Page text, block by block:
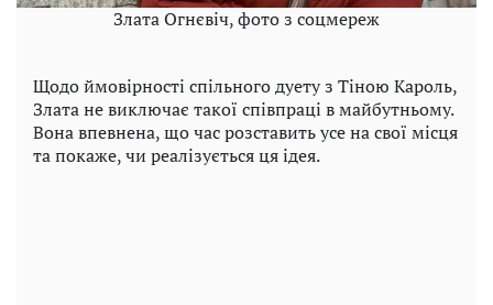
Злата Огнєвіч, фото з соцмереж
Щодо ймовірності спільного дуету з Тіною Кароль,
Злата не виключає такої співпраці в майбутньому.
Вона впевнена, що час розставить усе на свої місця
та покаже, чи реалізується ця ідея.